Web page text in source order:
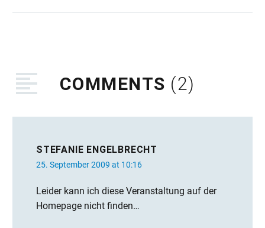
einiges los im deutschen
Sozialunternehmer-
COMMENTS (2)
STEFANIE ENGELBRECHT
25. September 2009 at 10:16
Leider kann ich diese Veranstaltung auf der
Homepage nicht finden…